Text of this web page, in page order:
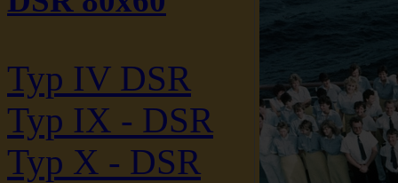
Typ IV DSR
Typ IX - DSR
Typ X - DSR